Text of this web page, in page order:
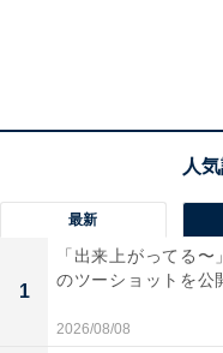
最新
1
「出来上がってる
のツーショットを公
2026/08/08